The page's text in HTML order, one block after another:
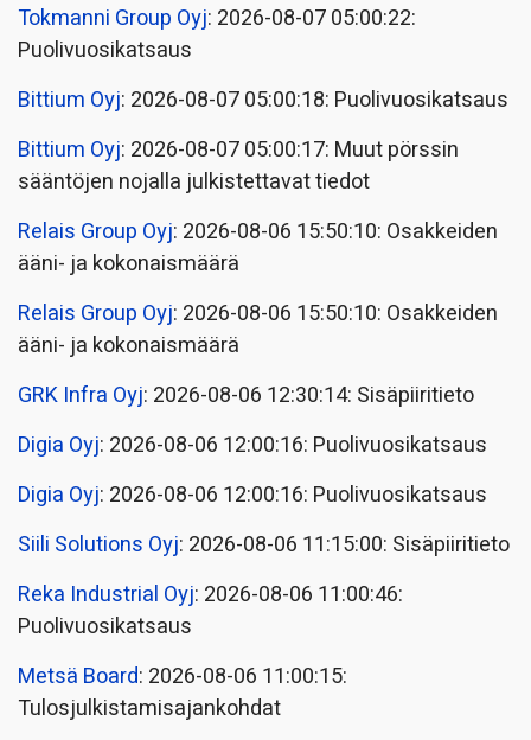
Tokmanni Group Oyj: 2026-08-07 05:00:22:
Puolivuosikatsaus
Bittium Oyj: 2026-08-07 05:00:18: Puolivuosikatsaus
Bittium Oyj: 2026-08-07 05:00:17: Muut pörssin
sääntöjen nojalla julkistettavat tiedot
Relais Group Oyj: 2026-08-06 15:50:10: Osakkeiden
ääni- ja kokonaismäärä
Relais Group Oyj: 2026-08-06 15:50:10: Osakkeiden
ääni- ja kokonaismäärä
GRK Infra Oyj: 2026-08-06 12:30:14: Sisäpiiritieto
Digia Oyj: 2026-08-06 12:00:16: Puolivuosikatsaus
Digia Oyj: 2026-08-06 12:00:16: Puolivuosikatsaus
Siili Solutions Oyj: 2026-08-06 11:15:00: Sisäpiiritieto
Reka Industrial Oyj: 2026-08-06 11:00:46:
Puolivuosikatsaus
Metsä Board: 2026-08-06 11:00:15:
Tulosjulkistamisajankohdat